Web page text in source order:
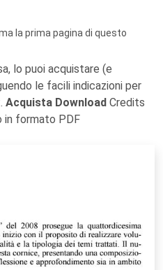
la prima pagina di questo
lo puoi acquistare (e
le facili indicazioni per
Acquista Download Credits
in formato PDF